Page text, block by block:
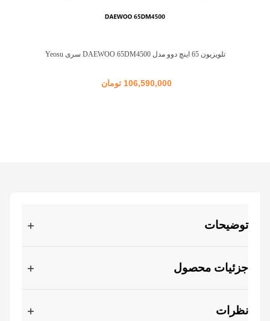
تلویزیون 65 اینچ دوو مدل DAEWOO 65DM4500 سری Yeosu
106,590,000 تومان
توضیحات
جزئیات محصول
نظرات